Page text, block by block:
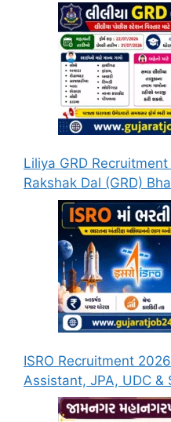
Liliya GRD
Rakshak Dal (GRD)
ISRO Recruitment
Assistant, JPA, UDC &